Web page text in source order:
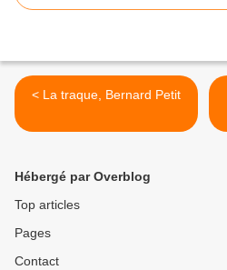
< La traque, Bernard Petit
Hébergé par Overblog
Top articles
Pages
Contact